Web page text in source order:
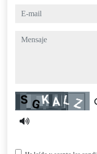
e-mail
mensaje
Captcha